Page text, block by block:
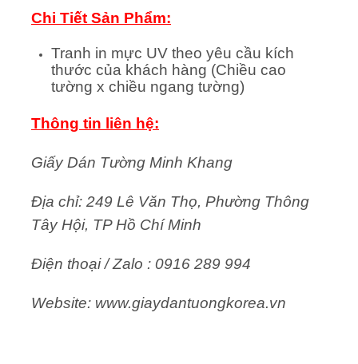
Chi Tiết Sản Phẩm:
Tranh in mực UV theo yêu cầu kích
thước của khách hàng (Chiều cao
tường x chiều ngang tường)
Thông tin liên hệ:
Giấy Dán Tường Minh Khang
Địa chỉ: 249 Lê Văn Thọ, Phường Thông
Tây Hội, TP Hồ Chí Minh
Điện thoại / Zalo : 0916 289 994
Website: www.giaydantuongkorea.vn